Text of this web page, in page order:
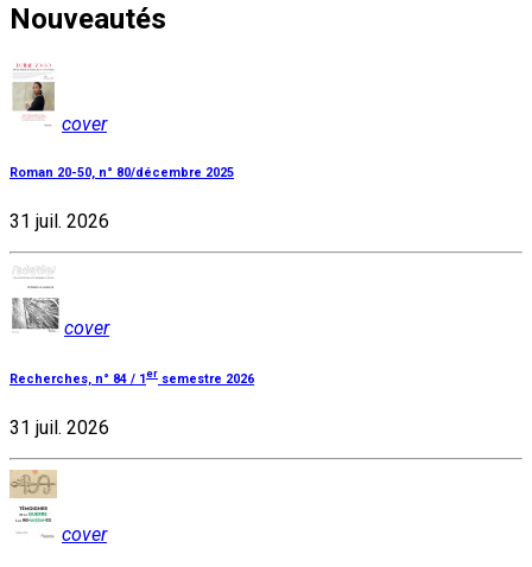
Nouveautés
cover
Roman 20-50, n° 80/décembre 2025
31 juil. 2026
cover
Recherches, n° 84 / 1 er semestre 2026
31 juil. 2026
cover